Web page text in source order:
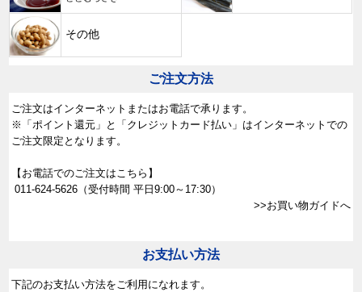
その他
ご注文方法
ご注文はインターネットまたはお電話で承ります。
※「ポイント還元」と「クレジットカード払い」はインターネットでの
ご注文限定となります。
【お電話でのご注文はこちら】
011-624-5626 （受付時間 平日9:00～17:30）
>>お買い物ガイドへ
お支払い方法
下記のお支払い方法をご利用になれます。